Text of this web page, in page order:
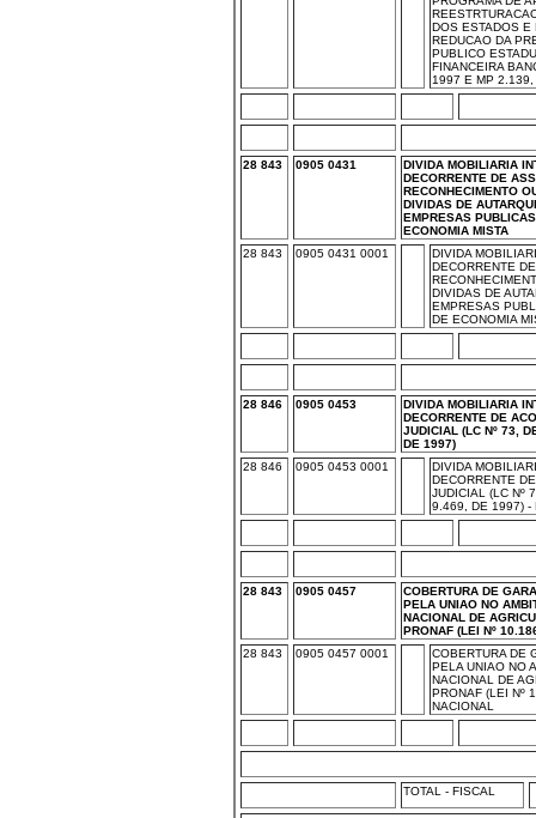
DOS ESTADOS E
REDUCAO DA
PUBLICO
FINANCEIRA
1997 E MP
28 843 0905 0431
DIVIDA MOBILIARIA
DECORRENTE DE
RECONHECIMENTO
DIVIDAS DE
EMPRESAS
ECONOMIA MISTA
28 843
0905 0431 0001
DIVIDA
DECORRENTE
DIVIDAS DE
EMPRESAS
DE ECONOMIA
28 846 0905 0453
DIVIDA MOBILIARIA
DECORRENTE DE
JUDICIAL (LC Nº 73,
DE 1997)
28 846
0905 0453 0001
DIVIDA
DECORRENTE
JUDICIAL (LC Nº
9.469, DE 1997) -
28 843 0905 0457
COBERTURA DE
PELA UNIAO NO
NACIONAL DE
PRONAF (LEI Nº
28 843
0905 0457 0001
COBERTURA DE
PELA UNIAO NO
NACIONAL DE
PRONAF (LEI Nº
NACIONAL
TOTAL - FISCAL